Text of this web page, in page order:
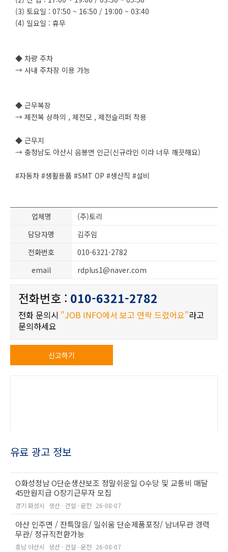
(3) 토요일 : 07:50 ~ 16:50 / 19:00 ~ 03:40
(4) 일요일 : 휴무
◆ 차량 주차
→ 사내 주차장 이용 가능
◆ 근무복장
→ 제전복 상하의 , 제전모 , 제전슬리퍼 착용
◆ 근무지
→ 충청남도 아산시 음봉면 인근(신규라인 이라 너무 깨끗해요)
#자동차 #생활용품 #SMT OP #생산직 #설비
업체명
(주)토리
담당자명
김주임
전화번호
010-6321-2782
email
rdplus1@naver.com
전화번호 : 010-6321-2782
전화 문의시 "JOB INFO에서 보고 연락 드렸어요"라고
문의하세요
신고하기
유료 광고 정보
O화성정남 O단순생산보조 정말쉬운일 O수당 및 교통비 매달
45만원지급 O장기근무자 모집
경기 화성시 생산 · 건설 · 운전 26-08-07
아산 인주면 / 잔특많음/ 일쉬움 단순제품포장/ 남녀무관 경력
무관/ 정규직전환가능
충남 아산시 생산 · 건설 · 운전 26-08-07